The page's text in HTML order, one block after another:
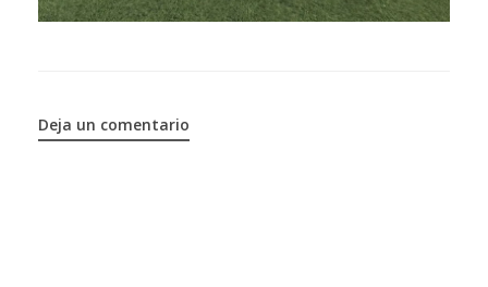
Deja un comentario